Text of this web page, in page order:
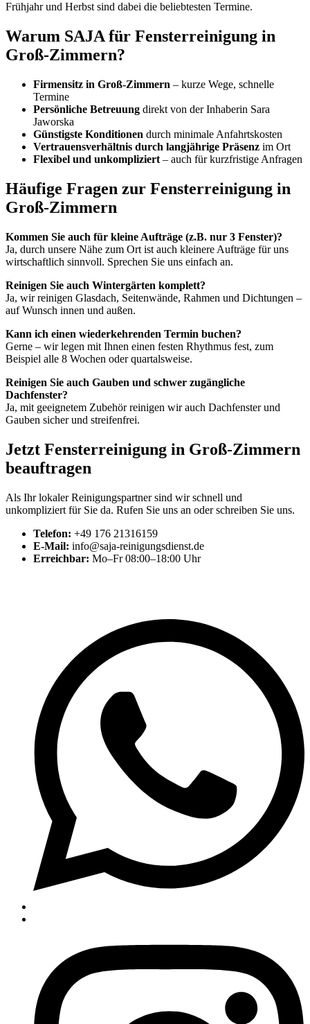
Frühjahr und Herbst sind dabei die beliebtesten Termine.
Warum SAJA für Fensterreinigung in
Groß-Zimmern?
Firmensitz in Groß-Zimmern – kurze Wege, schnelle
Termine
Persönliche Betreuung direkt von der Inhaberin Sara
Jaworska
Günstigste Konditionen durch minimale Anfahrtskosten
Vertrauensverhältnis durch langjährige Präsenz im Ort
Flexibel und unkompliziert – auch für kurzfristige Anfragen
Häufige Fragen zur Fensterreinigung in
Groß-Zimmern
Kommen Sie auch für kleine Aufträge (z.B. nur 3 Fenster)?
Ja, durch unsere Nähe zum Ort ist auch kleinere Aufträge für uns
wirtschaftlich sinnvoll. Sprechen Sie uns einfach an.
Reinigen Sie auch Wintergärten komplett?
Ja, wir reinigen Glasdach, Seitenwände, Rahmen und Dichtungen –
auf Wunsch innen und außen.
Kann ich einen wiederkehrenden Termin buchen?
Gerne – wir legen mit Ihnen einen festen Rhythmus fest, zum
Beispiel alle 8 Wochen oder quartalsweise.
Reinigen Sie auch Gauben und schwer zugängliche
Dachfenster?
Ja, mit geeignetem Zubehör reinigen wir auch Dachfenster und
Gauben sicher und streifenfrei.
Jetzt Fensterreinigung in Groß-Zimmern
beauftragen
Als Ihr lokaler Reinigungspartner sind wir schnell und
unkompliziert für Sie da. Rufen Sie uns an oder schreiben Sie uns.
Telefon: +49 176 21316159
E-Mail: info@saja-reinigungsdienst.de
Erreichbar: Mo–Fr 08:00–18:00 Uhr